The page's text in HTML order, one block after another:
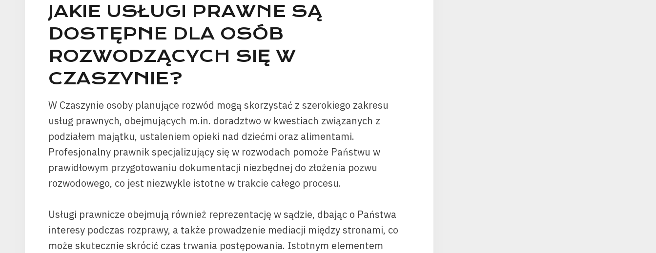
JAKIE USŁUGI PRAWNE SĄ
DOSTĘPNE DLA OSÓB
ROZWODZĄCYCH SIĘ W
CZASZYNIE?
W Czaszynie osoby planujące rozwód mogą skorzystać z szerokiego zakresu
usług prawnych, obejmujących m.in. doradztwo w kwestiach związanych z
podziałem majątku, ustaleniem opieki nad dziećmi oraz alimentami.
Profesjonalny prawnik specjalizujący się w rozwodach pomoże Państwu w
prawidłowym przygotowaniu dokumentacji niezbędnej do złożenia pozwu
rozwodowego, co jest niezwykle istotne w trakcie całego procesu.
Usługi prawnicze obejmują również reprezentację w sądzie, dbając o Państwa
interesy podczas rozprawy, a także prowadzenie mediacji między stronami, co
może skutecznie skrócić czas trwania postępowania. Istotnym elementem